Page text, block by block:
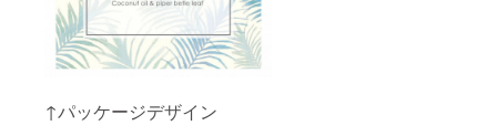
↑パッケージデザイン